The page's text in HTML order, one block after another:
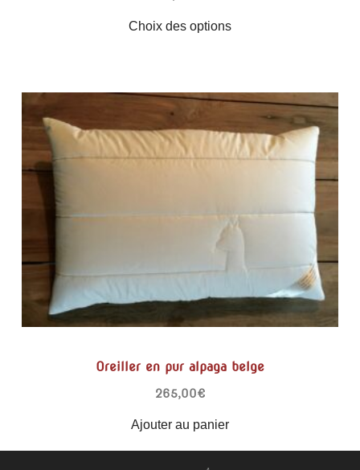
Choix des options
Oreiller en pur alpaga belge
265,00€
Ajouter au panier